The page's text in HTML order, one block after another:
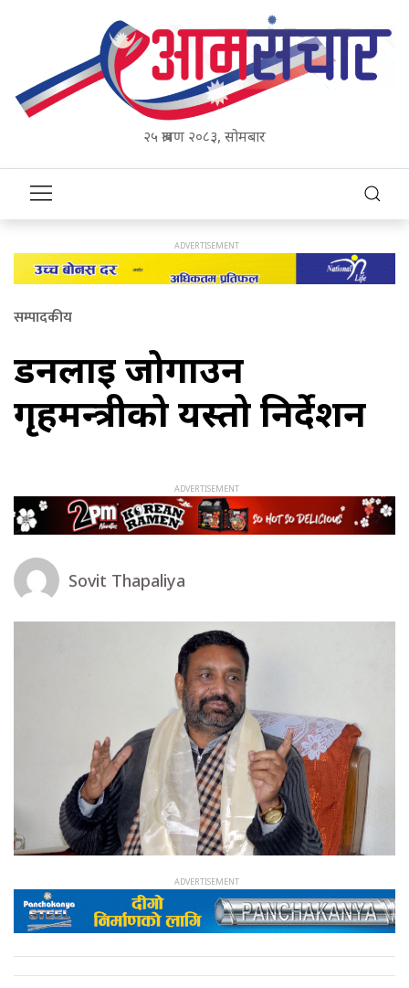
२५ श्रावण २०८३, सोमबार
सम्पादकीय
डनलाई जोगाउन
गृहमन्त्रीको यस्तो निर्देशन
Sovit Thapaliya